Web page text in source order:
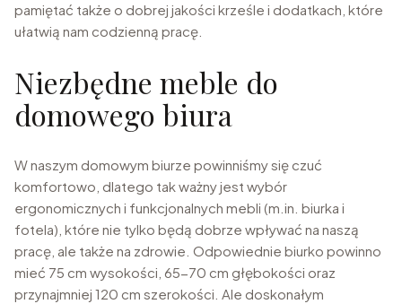
pamiętać także o dobrej jakości krześle i dodatkach, które
ułatwią nam codzienną pracę.
Niezbędne meble do
domowego biura
W naszym domowym biurze powinniśmy się czuć
komfortowo, dlatego tak ważny jest wybór
ergonomicznych i funkcjonalnych mebli (m.in. biurka i
fotela), które nie tylko będą dobrze wpływać na naszą
pracę, ale także na zdrowie. Odpowiednie biurko powinno
mieć 75 cm wysokości, 65-70 cm głębokości oraz
przynajmniej 120 cm szerokości. Ale doskonałym